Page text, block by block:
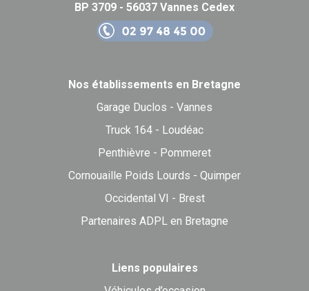
BP 3709 - 56037 Vannes Cedex
Nos établissements en Bretagne
Garage Duclos - Vannes
Truck 164 - Loudéac
Penthièvre - Pommeret
Cornouaille Poids Lourds - Quimper
Occidental VI - Brest
Partenaires ADPL en Bretagne
Liens populaires